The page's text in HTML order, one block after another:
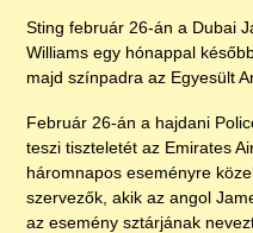
Sting február 26-án a Dubai
Williams egy hónappal
majd színpadra az Egyesült
Február 26-án a hajdani
teszi tiszteletét az Emirates
háromnapos eseményre
szervezők, akik az angol
az esemény sztárjának